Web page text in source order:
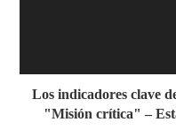
Los indicadores clave
"Misión crítica" –